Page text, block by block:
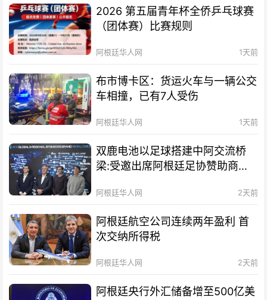
2026 第五届青年杯全侨乒乓球赛
（团体赛）比赛规则
阿根廷华人网 1天前
布市博卡区：货运火车与一辆公交
车相撞，已有7人受伤
阿根廷华人网 1天前
双鹿电池以足球搭建中阿交流桥
梁:受邀出席阿根廷足协赞助商招
阿根廷华人网 2天前
阿根廷航空公司连续两年盈利 首
次交纳所得税
阿根廷华人网 2天前
阿根廷央行外汇储备增至500亿美